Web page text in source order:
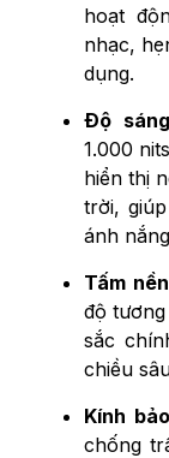
hoạt
nhạc,
dụng.
Độ
1.000
hiển thị
trời,
ánh
Tấm
độ
sắc
chiều
Kính
chống